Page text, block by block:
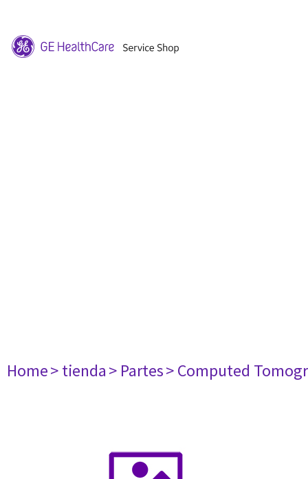
Home> tienda> Partes> Computed